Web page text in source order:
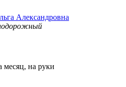
Александровна
месяц, на руки